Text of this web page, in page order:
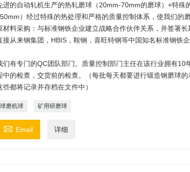
进的自动轧机生产的热轧磨球（20mm-70mm的磨球）+特殊
）经过特殊的热处理和严格的质量控制体系，使我们的
材料采购：与标准钢铁企业建立战略合作伙伴关系，并签署长
接从来钢集团，HBIS，鞍钢，喜旺特钢等中国知名标准钢铁企
们有专门的QC团队部门。质量控制部门主任在该行业拥有10
中的检查，交货前的检查。（每批每天都要进行锻造钢磨球
些都将记录并存档在文件中）
球磨机球 矿用研磨球
 Email 详细